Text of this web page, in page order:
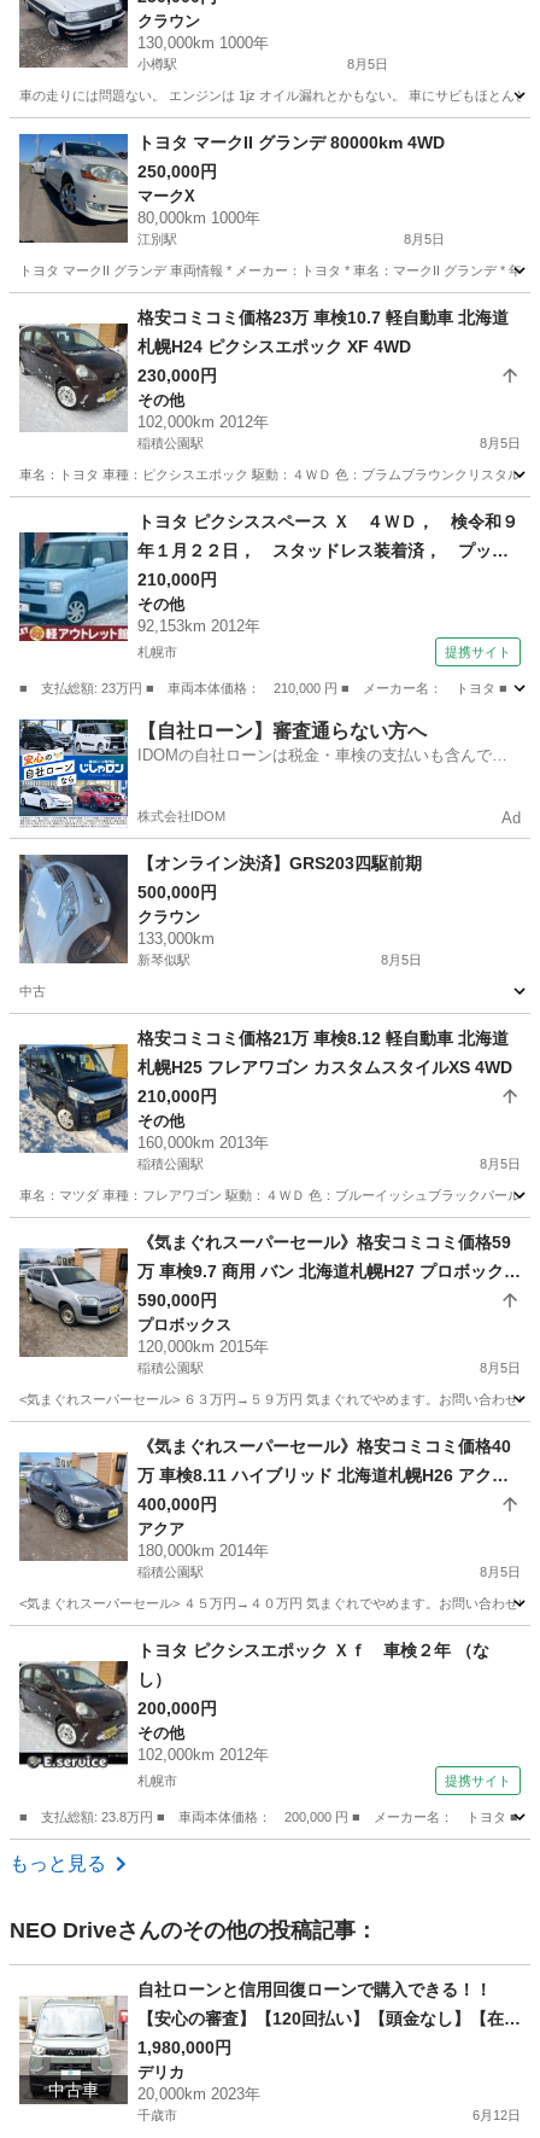
クラウン
130,000km 1000年
小樽駅 8月5日
車の走りには問題ない。 エンジンは 1jz オイル漏れとかもない。 車にサビもほとんど
北海道 小樽市 小樽駅 クラウン
トヨタ マークII グランデ 80000km 4WD
250,000円
マークX
80,000km 1000年
江別駅 8月5日
トヨタ マークII グランデ 車両情報 * メーカー：トヨタ * 車名：マークII グランデ * 年
江別駅 マークX
格安コミコミ価格23万 車検10.7 軽自動車 北海道
札幌H24 ピクシスエポック XF 4WD
230,000円
その他
102,000km 2012年
稲積公園駅 8月5日
車名：トヨタ 車種：ピクシスエポック 駆動：４ＷＤ 色：プラムブラウンクリスタル
稲積公園駅 その他 預かり金
トヨタ ピクシススペース Ｘ ４ＷＤ， 検令和９
年１月２２日， スタッドレス装着済， プッシ
ュスタート， タイミングチェーン， スマート
キー （検9.1）
210,000円
その他
92,153km 2012年
札幌市 提携サイト
■ 支払総額: 23万円 ■ 車両本体価格： 210,000 円 ■ メーカー名： トヨタ ■
北海道 札幌市 その他
【自社ローン】審査通らない方へ
IDOMの自社ローンは税金・車検の支払いも含んでい
株式会社IDOM Ad
【オンライン決済】GRS203四駆前期
500,000円
クラウン
133,000km
新琴似駅 8月5日
中古
新琴似駅 クラウン
格安コミコミ価格21万 車検8.12 軽自動車 北海道
札幌H25 フレアワゴン カスタムスタイルXS 4WD
210,000円
その他
160,000km 2013年
稲積公園駅 8月5日
車名：マツダ 車種：フレアワゴン 駆動：４ＷＤ 色：ブルーイッシュブラックパール
稲積公園駅 その他 フレア
《気まぐれスーパーセール》格安コミコミ価格59
万 車検9.7 商用 バン 北海道札幌H27 プロボックス
バン4WD
590,000円
プロボックス
120,000km 2015年
稲積公園駅 8月5日
<気まぐれスーパーセール> ６３万円→５９万円 気まぐれでやめます。お問い合わせ
稲積公園駅 プロボックス バン
《気まぐれスーパーセール》格安コミコミ価格40
万 車検8.11 ハイブリッド 北海道札幌H26 アクア
Gブラックソフトレザーセレクション
400,000円
アクア
180,000km 2014年
稲積公園駅 8月5日
<気まぐれスーパーセール> ４５万円→４０万円 気まぐれでやめます。お問い合わせ
稲積公園駅 アクア 預かり金
トヨタ ピクシスエポック Ｘｆ 車検２年 （な
し）
200,000円
その他
102,000km 2012年
札幌市 提携サイト
■ 支払総額: 23.8万円 ■ 車両本体価格： 200,000 円 ■ メーカー名： トヨタ
北海道 札幌市
もっと見る
NEO Driveさんのその他の投稿記事：
中古車
自社ローンと信用回復ローンで購入できる！！
【安心の審査】【120回払い】【頭金なし】【在庫
番号D25】三菱 デリカミニ660 T プレミアム 4WD
/ リース/ス自社分割 /信用回復ローン/自己破産/債
務整理/他社お断りされた方/お電話での仮審査/
1,980,000円
デリカ
20,000km 2023年
千歳市 6月12日